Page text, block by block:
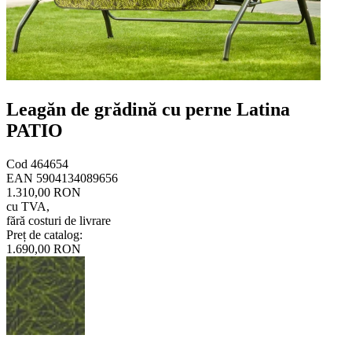
Leagăn de grădină cu perne Latina
PATIO
Cod 464654
EAN 5904134089656
1.310,00 RON
cu TVA,
fără costuri de livrare
Preț de catalog:
1.690,00 RON